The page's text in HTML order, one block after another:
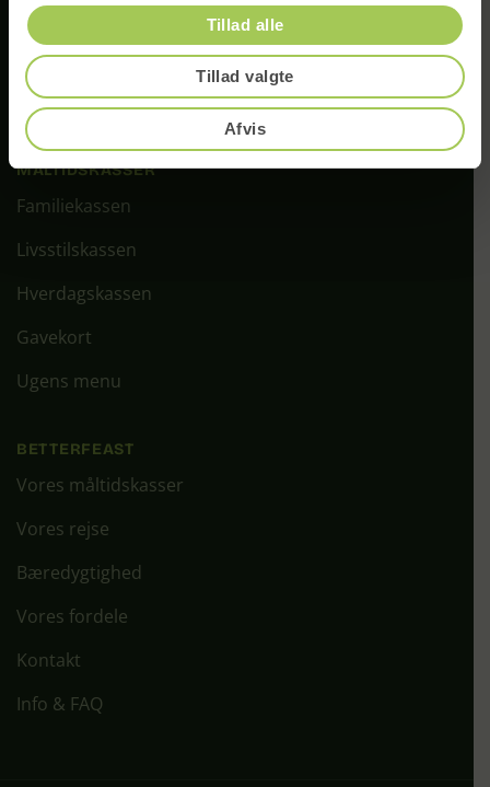
Tillad alle
Tillad valgte
Afvis
Kundeservice er åben man–tor kl. 09–16 og fre kl. 9–13. På helligdage er
der lukket.
Kontrol
rapport
MÅLTIDSKASSER
Familiekassen
Livsstilskassen
Hverdagskassen
Gavekort
Ugens menu
BETTERFEAST
Vores måltidskasser
Vores rejse
Bæredygtighed
Vores fordele
Kontakt
Info & FAQ